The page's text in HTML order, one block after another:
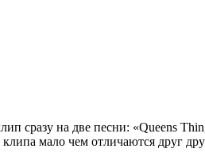
сразу на две песни: «Queens
мало чем отличаются друг